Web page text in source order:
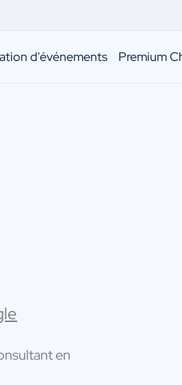
d'événements Premium
en